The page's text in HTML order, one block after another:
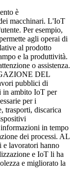
è
macchinari. L'IoT
Per esempio,
agli operai di
al prodotto
e la produttività.
o assistenza.
DEL
pubblici di
in ambito IoT per
per i
trasporti, discarica
in tempo
dei processi. AL
lavoratori hanno
e IoT li ha
e migliorato la